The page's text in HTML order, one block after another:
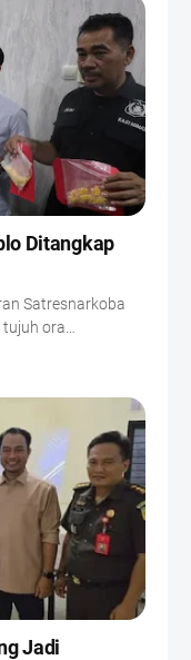
Ditangkap
Satresnarkoba
ora…
Jadi